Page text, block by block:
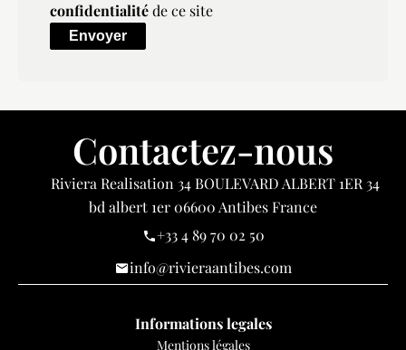
confidentialitéde ce site
Envoyer
Contactez-nous
Riviera Realisation 34 BOULEVARD ALBERT 1ER 34
bd albert 1er06600 Antibes France
+33 4 89 70 02 50
info@rivieraantibes.com
Informations legales
Mentions légales